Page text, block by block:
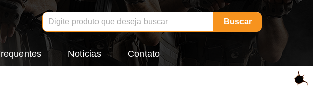
Buscar
Notícias Contato